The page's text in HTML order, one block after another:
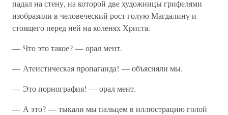
падал на стену, на которой две художницы грифелями
изобразили в человеческий рост голую Магдалину и
стоящего перед ней на коленях Христа.
— Что это такое? — орал мент.
— Атеистическая пропаганда! — объясняли мы.
— Это порнография! — орал мент.
— А это? — тыкали мы пальцем в иллюстрацию голой